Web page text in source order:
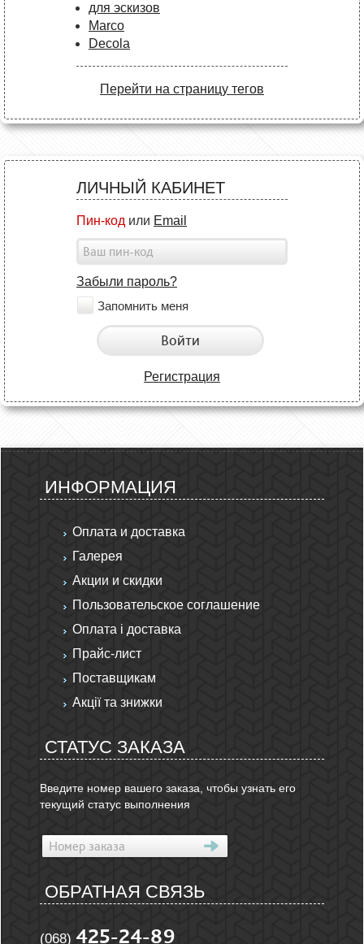
для эскизов
Marco
Decola
Перейти на страницу тегов
ЛИЧНЫЙ КАБИНЕТ
Пин-код или Email
Забыли пароль?
Запомнить меня
Войти
Регистрация
ИНФОРМАЦИЯ
Оплата и доставка
Галерея
Акции и скидки
Пользовательское соглашение
Оплата і доставка
Прайс-лист
Поставщикам
Акції та знижки
СТАТУС ЗАКАЗА
Введите номер вашего заказа, чтобы узнать его
текущий статус выполнения
ОБРАТНАЯ СВЯЗЬ
(068) 425-24-89